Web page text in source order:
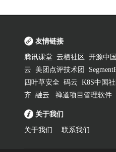
友情链接
腾讯课堂 云栖社区 开源中国
云
美团点评技术团
四叶草安全 码云 K8S中国社
齐 融云 禅道项目管理软件
关于我们
关于我们 联系我们